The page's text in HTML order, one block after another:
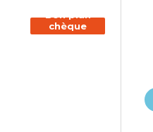
Bon plan
chèque
vacances